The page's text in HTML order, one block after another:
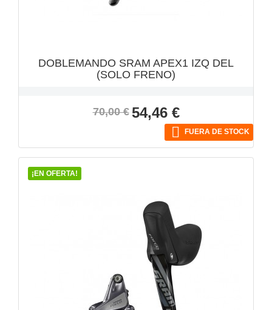
DOBLEMANDO SRAM APEX1 IZQ DEL
(SOLO FRENO)
Precio
70,00 € Precio
54,46 €
 FUERA DE STOCK
¡EN OFERTA!
VISTA RÁPIDA